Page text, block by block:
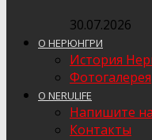
30.07.2026
О НЕРЮНГРИ
История
Фотогалерея
О NERULIFE
Напишите
Контакты